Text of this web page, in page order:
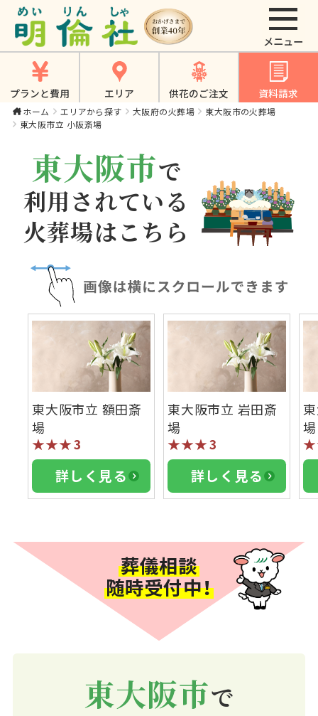
東大阪市立 小阪斎場
（大阪府東大阪市）
｜【公式】大東市・
寝屋川市・四條畷
市・門真市でのやさ
は《明倫社》
プランと費用 エリア 供花のご注文 資料請求
ホーム エリアから探す 大阪府の火葬場
東大阪市の火葬場
東大阪市立 小阪斎場
東大阪市で
利用されている
火葬場はこちら
東大阪市立 額田斎
場
★★★3
詳しく見る
東大阪市立 岩田斎
場
★★★3
詳しく見る
場
葬儀相談
随時受付中！
東大阪市で